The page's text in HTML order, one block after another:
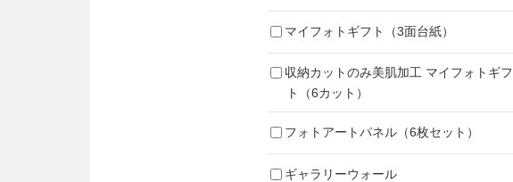
マイフォトギフト（3面台紙）
収納カットのみ美肌加工 マイフォトギフ
ト（6カット）
フォトアートパネル（6枚セット）
ギャラリーウォール